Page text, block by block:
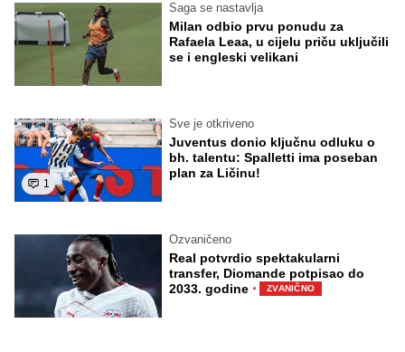
Saga se nastavlja
Milan odbio prvu ponudu za
Rafaela Leaa, u cijelu priču uključili
se i engleski velikani
1
Sve je otkriveno
Juventus donio ključnu odluku o
bh. talentu: Spalletti ima poseban
plan za Ličinu!
Ozvaničeno
Real potvrdio spektakularni
transfer, Diomande potpisao do
2033. godine · ZVANIČNO